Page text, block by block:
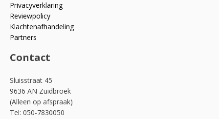
Privacyverklaring
Reviewpolicy
Klachtenafhandeling
Partners
Contact
Sluisstraat 45
9636 AN Zuidbroek
(Alleen op afspraak)
Tel: 050-7830050